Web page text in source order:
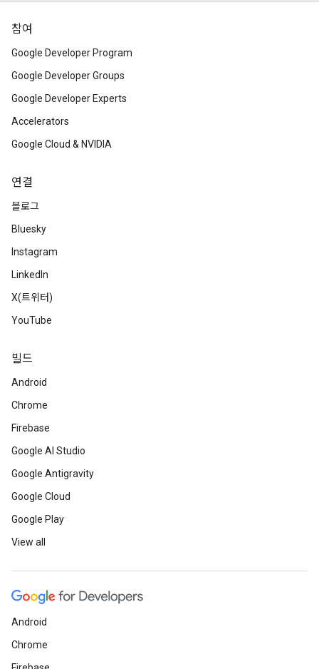
참여
Google Developer Program
Google Developer Groups
Google Developer Experts
Accelerators
Google Cloud & NVIDIA
연결
블로그
Bluesky
Instagram
LinkedIn
X(트위터)
YouTube
빌드
Android
Chrome
Firebase
Google AI Studio
Google Antigravity
Google Cloud
Google Play
View all
Android
Chrome